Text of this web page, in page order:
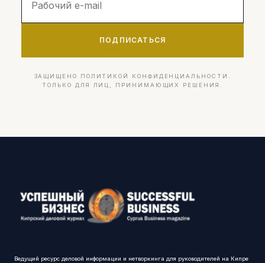
ПОДПИСАТЬСЯ
ЗАЩИЩЕНО ПОЛИТИКОЙ КОНФИДЕНЦИАЛЬНОСТИ.
ТОЛЬКО ДЛЯ ЛИЦ, ПРИНИМАЮЩИХ РЕШЕНИЯ.
Ведущий ресурс деловой информации и нетворкинга для руководителей на Кипре